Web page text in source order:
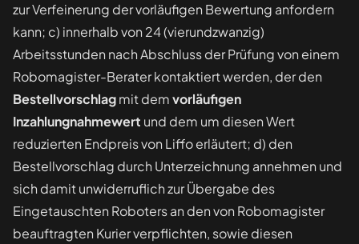
zur Verfeinerung der vorläufigen Bewertung anfordern
kann; c) innerhalb von 24 (vierundzwanzig)
Arbeitsstunden nach Abschluss der Prüfung von einem
Robomagister-Berater kontaktiert werden, der den
Bestellvorschlagmit demvorläufigen
Inzahlungnahmewert und dem um diesen Wert
reduzierten Endpreis von Liffo erläutert; d) den
Bestellvorschlag durch Unterzeichnung annehmen und
sich damit unwiderruflich zur Übergabe des
Eingetauschten Roboters an den von Robomagister
beauftragten Kurier verpflichten, sowie diesen